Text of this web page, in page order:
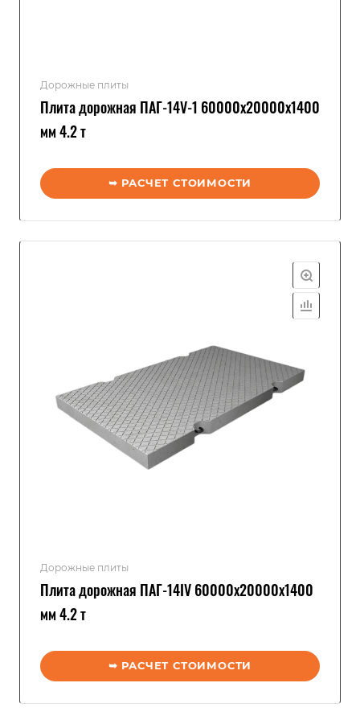
Дорожные плиты
Плита дорожная ПАГ-14V-1 60000x20000x1400
мм 4.2 т
➥ РАСЧЕТ СТОИМОСТИ
Дорожные плиты
Плита дорожная ПАГ-14IV 60000x20000x1400
мм 4.2 т
➥ РАСЧЕТ СТОИМОСТИ